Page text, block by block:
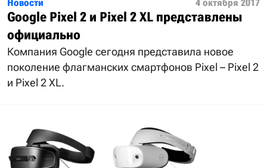
Новости 4 октября 2017
Google Pixel 2 и Pixel 2 XL представлены
официально
Компания Google сегодня представила новое
поколение флагманских смартфонов Pixel – Pixel 2
и Pixel 2 XL.